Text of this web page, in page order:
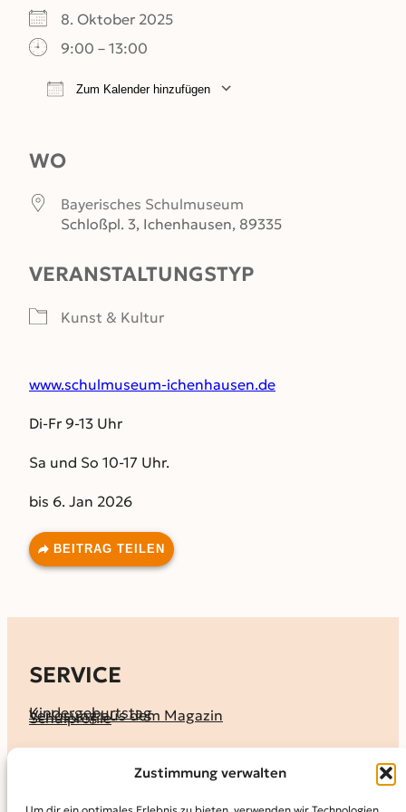
Zustimmung verwalten
8. Oktober 2025
9:00 – 13:00
Zum Kalender hinzufügen
WO
Bayerisches Schulmuseum
Schloßpl. 3, Ichenhausen, 89335
VERANSTALTUNGSTYP
Kunst & Kultur
www.schulmuseum-ichenhausen.de
Di-Fr 9-13 Uhr
Sa und So 10-17 Uhr.
bis 6. Jan 2026
BEITRAG TEILEN
SERVICE
Kindergeburtstag
Verlosung aus dem Magazin
Schulprofile
KALENDER